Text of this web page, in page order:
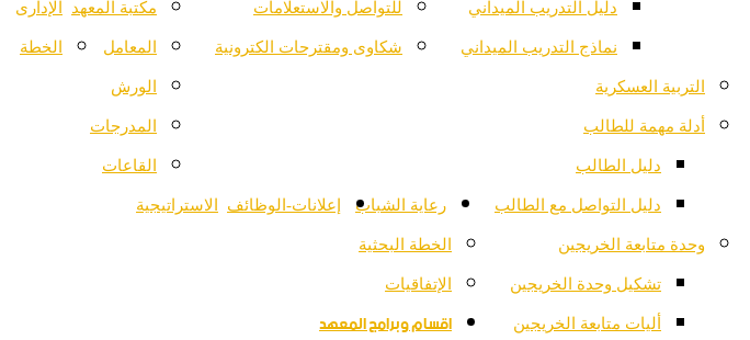
دليل التدريب الميداني
نماذج التدريب الميداني
التربية العسكرية
أدلة مهمة للطالب
دليل الطالب
دليل التواصل مع الطالب
وحدة متابعة الخريجين
تشكيل وحدة الخريجين
أليات متابعة الخريجين
للتواصل والاستعلامات
شكاوى ومقترحات الكترونية
مكتبة المعهد
المعامل
الورش
المدرجات
القاعات
رعاية الشباب إعلانات-الوظائف
الإدارى
الخطة
الاستراتيجية
الخطة البحثية
الإتفاقيات
اقسام وبرامج المعهد